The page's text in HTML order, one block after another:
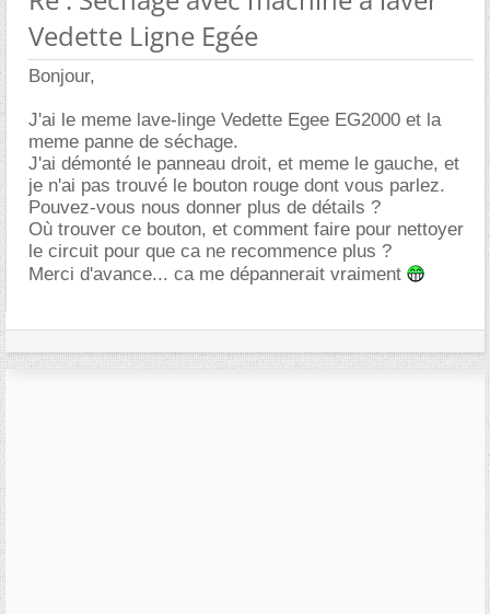
Vedette Ligne Egée
Bonjour,
J'ai le meme lave-linge Vedette Egee EG2000 et la
meme panne de séchage.
J'ai démonté le panneau droit, et meme le gauche, et
je n'ai pas trouvé le bouton rouge dont vous parlez.
Pouvez-vous nous donner plus de détails ?
Où trouver ce bouton, et comment faire pour nettoyer
le circuit pour que ca ne recommence plus ?
Merci d'avance... ca me dépannerait vraiment